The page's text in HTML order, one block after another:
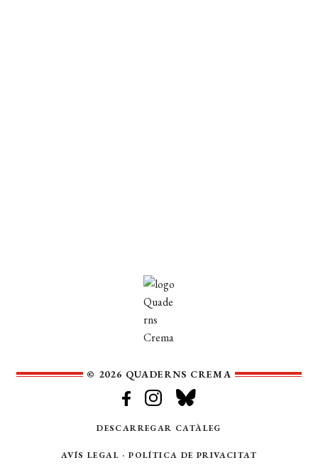
© 2026 QUADERNS CREMA
DESCARREGAR CATÀLEG
AVÍS LEGAL ·POLÍTICA DE PRIVACITAT